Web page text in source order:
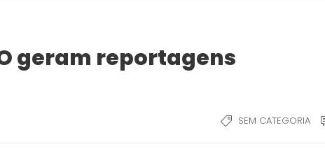
geram reportagens
SEM CATEGORIA